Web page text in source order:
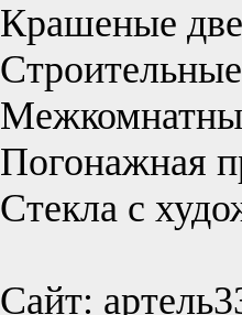
Крашеные
Погонажная
Стекла с
Сайт: